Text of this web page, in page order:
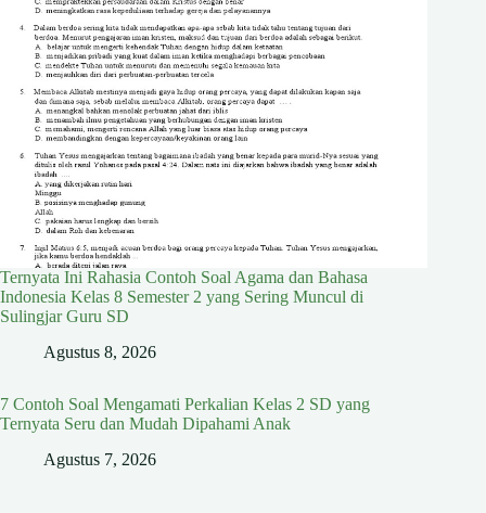
Ternyata Ini Rahasia Contoh Soal Agama dan Bahasa
Indonesia Kelas 8 Semester 2 yang Sering Muncul di
Sulingjar Guru SD
Agustus 8, 2026
7 Contoh Soal Mengamati Perkalian Kelas 2 SD yang
Ternyata Seru dan Mudah Dipahami Anak
Agustus 7, 2026